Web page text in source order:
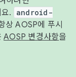
.
android-
상 AOSP에 푸시
AOSP 변경사항을